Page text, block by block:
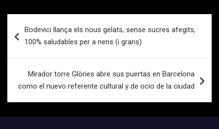
de
Bodevici llança els nous gelats, sense sucres afegits,
100% saludables per a nens (i grans)
Mirador torre Glòries abre sus puertas en Barcelona
como el nuevo referente cultural y de ocio de la ciudad